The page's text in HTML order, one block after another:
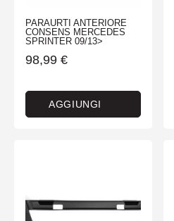
PARAURTI ANTERIORE
CONSENS MERCEDES
SPRINTER 09/13>
98,99 €
AGGIUNGI